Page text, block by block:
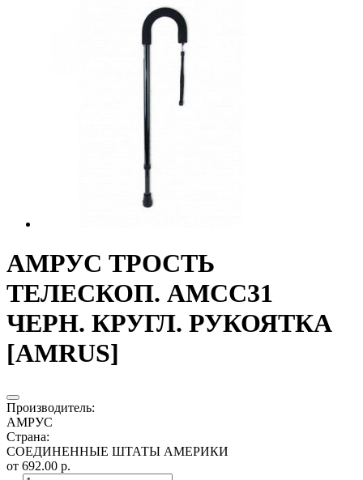
АМРУС ТРОСТЬ
ТЕЛЕСКОП. АМСС31
ЧЕРН. КРУГЛ. РУКОЯТКА
[AMRUS]
Производитель:
АМРУС
Страна:
СОЕДИНЕННЫЕ ШТАТЫ АМЕРИКИ
от 692.00 р.